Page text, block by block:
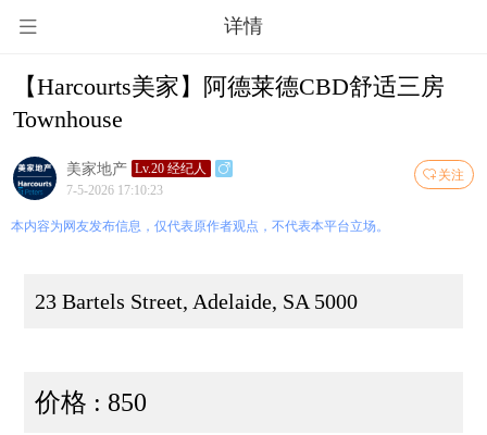
详情
【Harcourts美家】阿德莱德CBD舒适三房
Townhouse
关注
美家地产 Lv.20 经纪人
7-5-2026 17:10:23
本内容为网友发布信息，仅代表原作者观点，不代表本平台立场。
23 Bartels Street, Adelaide, SA 5000
价格 : 850